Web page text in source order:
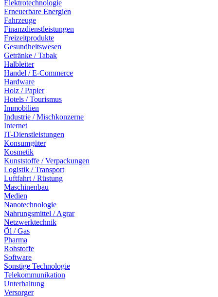
Elektrotechnologie
Erneuerbare Energien
Fahrzeuge
Finanzdienstleistungen
Freizeitprodukte
Gesundheitswesen
Getränke / Tabak
Halbleiter
Handel / E-Commerce
Hardware
Holz / Papier
Hotels / Tourismus
Immobilien
Industrie / Mischkonzerne
Internet
IT-Dienstleistungen
Konsumgüter
Kosmetik
Kunststoffe / Verpackungen
Logistik / Transport
Luftfahrt / Rüstung
Maschinenbau
Medien
Nanotechnologie
Nahrungsmittel / Agrar
Netzwerktechnik
Öl / Gas
Pharma
Rohstoffe
Software
Sonstige Technologie
Telekommunikation
Unterhaltung
Versorger